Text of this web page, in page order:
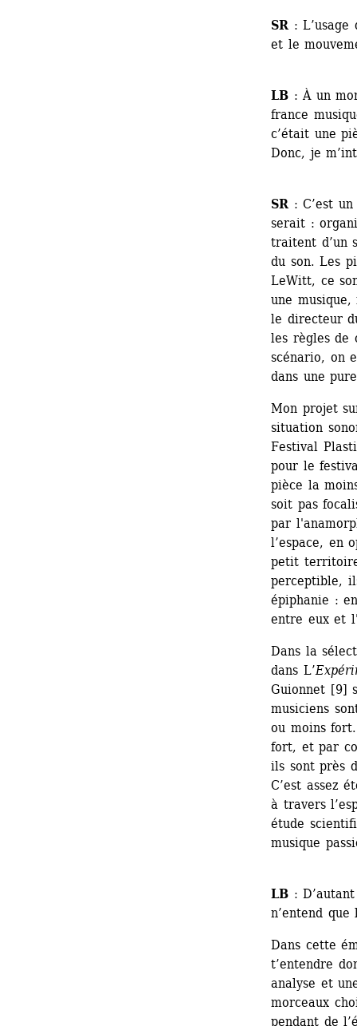
SR :
et le
LB : À un
france
c’était une
Donc, je
SR : C’est
serait :
traitent d’un
du son. Les
LeWitt, ce
une
le directeur
les règles de
scénario, on
dans une
Mon projet
situation
Festival
pour le
pièce la
soit pas
par
l’espace, en
petit
perceptible,
épiphanie :
entre eux et
Dans la
dans L’
Guionnet [9]
musiciens
ou moins
fort, et par
ils sont près
C’est assez
à travers
étude
musique
LB :
n’entend
Dans cette
t’entendre
analyse et
morceaux
pendant de